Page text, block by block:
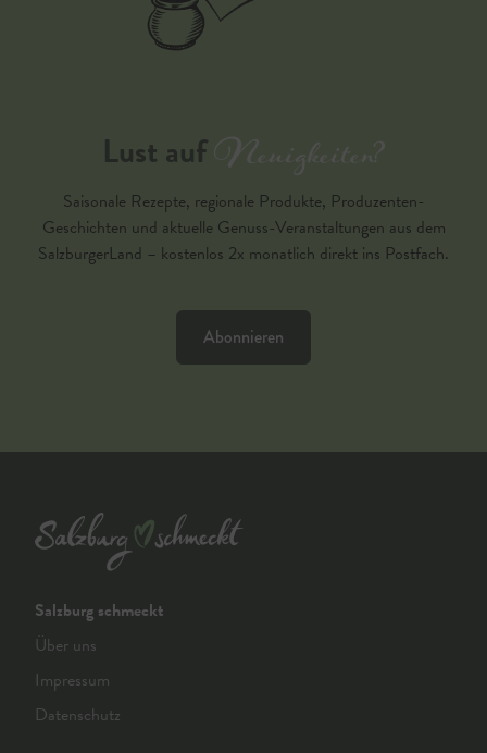
Lust aufNeuigkeiten?
Saisonale Rezepte, regionale Produkte, Produzenten-
Geschichten und aktuelle Genuss-Veranstaltungen aus dem
SalzburgerLand – kostenlos 2x monatlich direkt ins Postfach.
Abonnieren
Salzburg schmeckt
Über uns
Impressum
Datenschutz